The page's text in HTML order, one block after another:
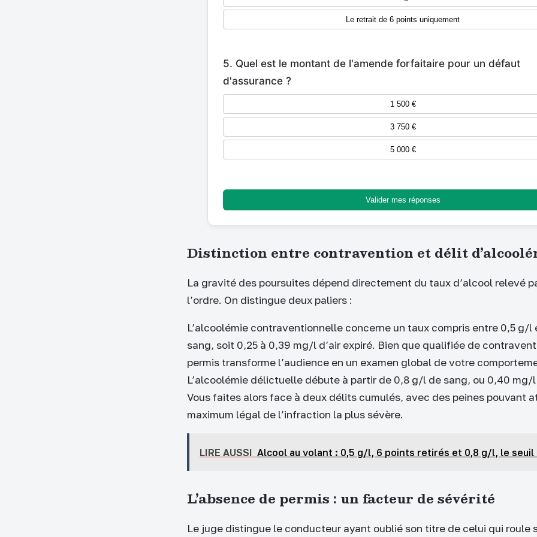
Le retrait de 6 points uniquement
5. Quel est le montant de l'amende forfaitaire pour un défaut
d'assurance ?
1 500 €
3 750 €
5 000 €
Valider mes réponses
Distinction entre contravention et délit
La gravité des poursuites dépend directement du taux d’alcool relevé
l’ordre. On distingue deux paliers :
L’alcoolémie contraventionnelle concerne un taux compris entre 0,5 g/
sang, soit 0,25 à 0,39 mg/l d’air expiré. Bien que qualifiée de
permis transforme l’audience en un examen global de votre
L’alcoolémie délictuelle débute à partir de 0,8 g/l de sang, ou 0,40 mg/l
Vous faites alors face à deux délits cumulés, avec des peines pouvant
maximum légal de l’infraction la plus sévère.
LIRE AUSSI Alcool au volant : 0,5 g/l, 6 points retirés et 0,8 g/l, le seuil
L’absence de permis : un facteur de sévérité
Le juge distingue le conducteur ayant oublié son titre de celui qui roule